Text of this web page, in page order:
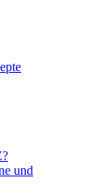
und